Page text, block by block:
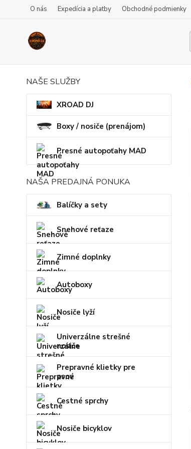
O nás Expedícia a platby Obchodné podmienky
NAŠE SLUŽBY
XROAD DJ
Boxy / nosiče (prenájom)
Presné autopoťahy MAD
NAŠA PREDAJNÁ PONUKA
Balíčky a sety
Snehové reťaze
Zimné doplnky
Autoboxy
Nosiče lyží
Univerzálne strešné
nosiče
Prepravné klietky pre
psov
Cestné sprchy
Nosiče bicyklov